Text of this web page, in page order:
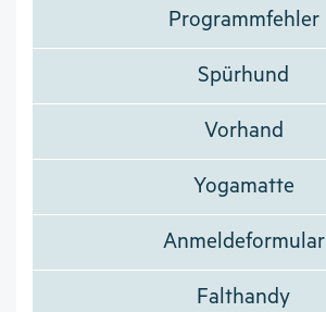
Programmfehler
Spürhund
Vorhand
Yogamatte
Anmeldeformular
Falthandy